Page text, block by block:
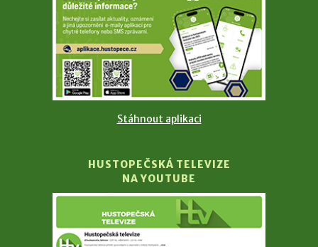
Stáhnout aplikaci
HUSTOPEČSKÁ TELEVIZE
NA YOUTUBE